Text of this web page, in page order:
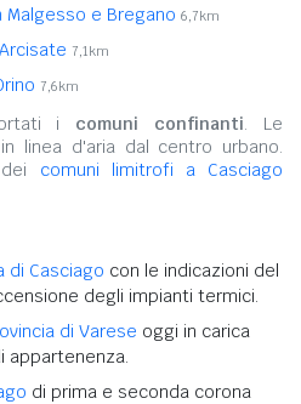
Malgesso e Bregano 6,7km
Arcisate 7,1km
7,6km
i comuni confinanti. Le
linea d'aria dal centro urbano.
comuni limitrofi a Casciago
di Casciago con le indicazioni del
degli impianti termici.
di Varese oggi in carica
appartenenza.
di prima e seconda corona